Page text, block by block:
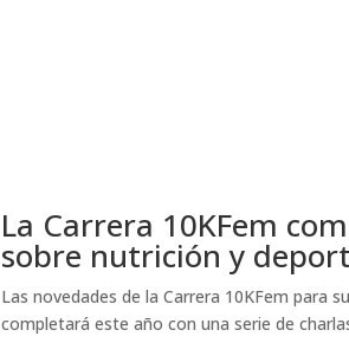
La Carrera 10KFem
sobre nutrición y
Las novedades de la Carrera 10KFem para
completará este año con una serie de